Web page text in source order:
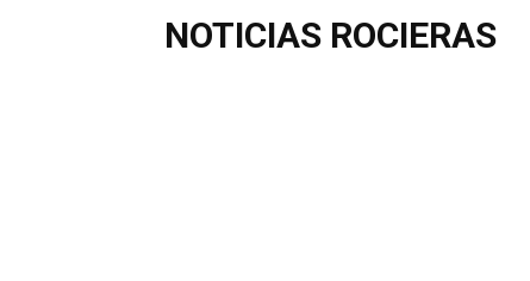
NOTICIAS ROCIERAS